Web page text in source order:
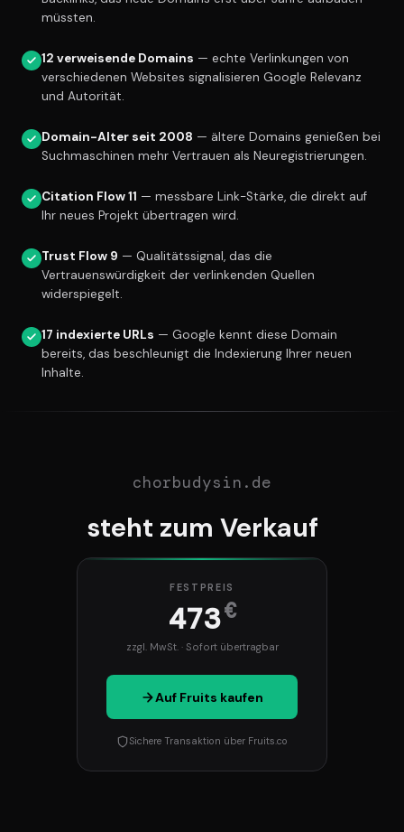
müssten.
12 verweisende Domains — echte Verlinkungen von
verschiedenen Websites signalisieren Google Relevanz
und Autorität.
Domain-Alter seit 2008 — ältere Domains genießen bei
Suchmaschinen mehr Vertrauen als Neuregistrierungen.
Citation Flow 11 — messbare Link-Stärke, die direkt auf
Ihr neues Projekt übertragen wird.
Trust Flow 9 — Qualitätssignal, das die
Vertrauenswürdigkeit der verlinkenden Quellen
widerspiegelt.
17 indexierte URLs — Google kennt diese Domain
bereits, das beschleunigt die Indexierung Ihrer neuen
Inhalte.
chorbudysin.de
steht zum Verkauf
FESTPREIS
473€
zzgl. MwSt. · Sofort übertragbar
Auf Fruits kaufen
Sichere Transaktion über Fruits.co